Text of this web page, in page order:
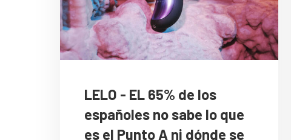
LELO - EL 65% de los
españoles no sabe lo que
es el Punto A ni dónde se